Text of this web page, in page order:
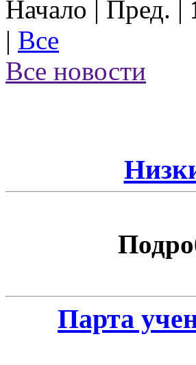
Начало | Пред. |
| Все
Все новости
Парта